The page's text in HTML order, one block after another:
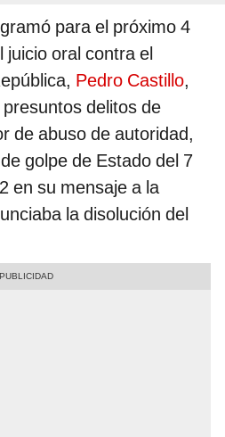
para el próximo 4
juicio oral contra el
Pedro Castillo,
delitos de
de abuso de autoridad,
golpe de Estado del 7
en su mensaje a la
la disolución del